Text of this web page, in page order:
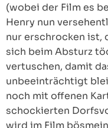
(wobei der Film es
Henry nun
nur erschrocken ist,
sich beim Absturz
vertuschen, damit
unbeeinträchtigt
noch mit offenen
schockierten
wird im Film